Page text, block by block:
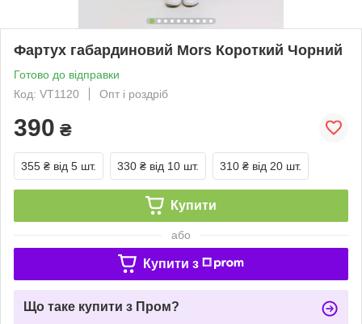
Фартух габардиновий Mors Короткий Чорний
Готово до відправки
Код: VT1120
Опт і роздріб
390 ₴
355 ₴ від 5 шт. 330 ₴ від 10 шт. 310 ₴ від 20 шт.
Купити
або
Купити з
Що таке купити з Пром?